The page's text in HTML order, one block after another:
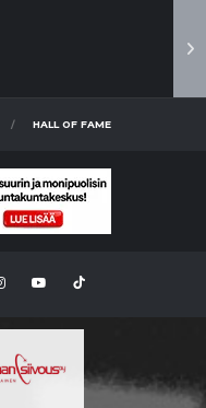
HALL OF FAME